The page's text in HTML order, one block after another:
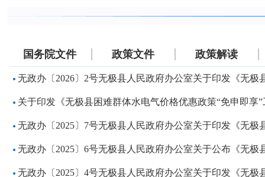
国务院文件 政策文件 政策解读
无政办〔2026〕2号无极县人民政府办公室关于印发《无极
关于印发《无极县困难群体水电气价格优惠政策“免申即享
无政办〔2025〕7号无极县人民政府办公室关于印发《无极
无政办〔2025〕6号无极县人民政府办公室关于公布《无极
无政办〔2025〕4号无极县人民政府办公室关于印发《无极